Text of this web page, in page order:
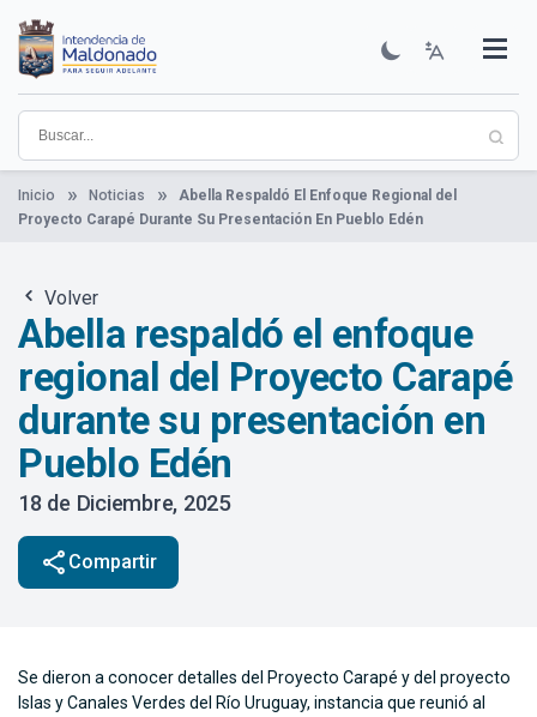
contenido
principal
Institucional
Municipios
Descubre Maldonado
Comunicación
Servicios
Guía De Trámites
Ver Noticias
Inicio Noticias
Abella Respaldó El Enfoque Regional del
Proyecto Carapé Durante Su Presentación En Pueblo Edén
Volver
Abella respaldó el enfoque
regional del Proyecto Carapé
durante su presentación en
Pueblo Edén
18 de Diciembre, 2025
share Compartir
Se dieron a conocer detalles del Proyecto Carapé y del proyecto
Islas y Canales Verdes del Río Uruguay, instancia que reunió al